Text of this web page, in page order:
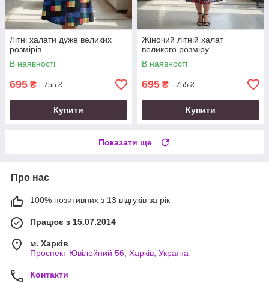
Літні халати дуже великих
розмірів
В наявності
695 ₴ 755 ₴
Купити
Жіночий літній халат
великого розміру
В наявності
695 ₴ 755 ₴
Купити
Показати ще
Про нас
100% позитивних з 13 відгуків за рік
Працює з 15.07.2014
м. Харків
Проспект Ювілейний 56, Харків, Україна
Контакти